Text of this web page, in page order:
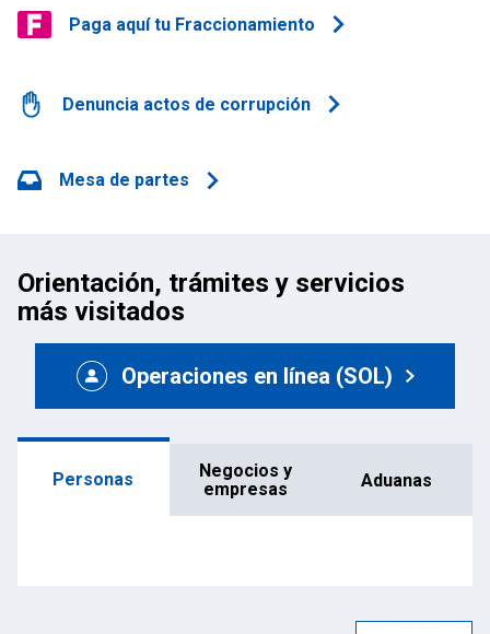
Paga aquí tu Fraccionamiento
Denuncia actos de corrupción
Mesa de partes
Orientación, trámites y servicios
más visitados
Operaciones en línea (SOL)
Personas
Negocios y
empresas
Aduanas